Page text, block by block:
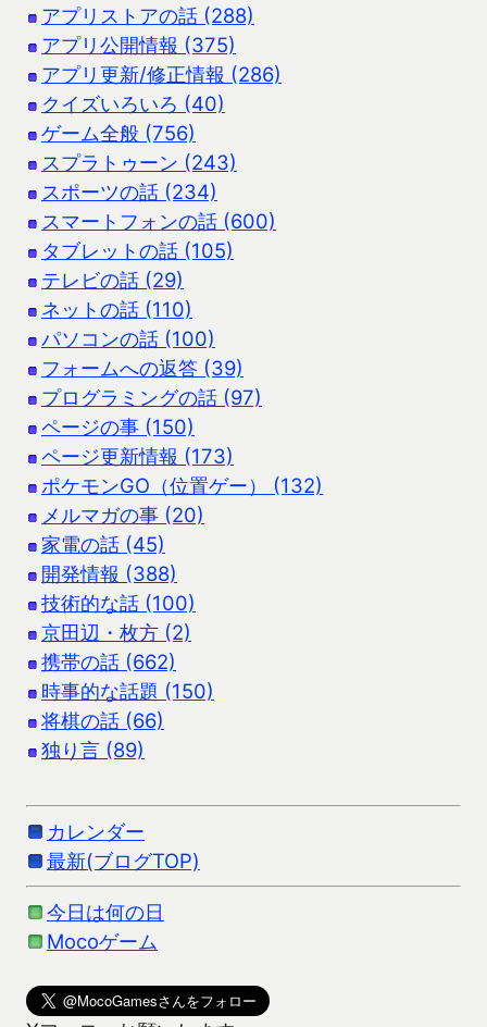
アプリストアの話 (288)
アプリ公開情報 (375)
アプリ更新/修正情報 (286)
クイズいろいろ (40)
ゲーム全般 (756)
スプラトゥーン (243)
スポーツの話 (234)
スマートフォンの話 (600)
タブレットの話 (105)
テレビの話 (29)
ネットの話 (110)
パソコンの話 (100)
フォームへの返答 (39)
プログラミングの話 (97)
ページの事 (150)
ページ更新情報 (173)
ポケモンGO（位置ゲー） (132)
メルマガの事 (20)
家電の話 (45)
開発情報 (388)
技術的な話 (100)
京田辺・枚方 (2)
携帯の話 (662)
時事的な話題 (150)
将棋の話 (66)
独り言 (89)
カレンダー
最新(ブログTOP)
今日は何の日
Mocoゲーム